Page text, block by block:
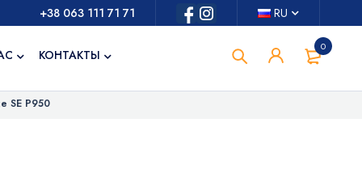
RU
+38 063 111 71 71
0
КОНТАКТЫ
SE Р950